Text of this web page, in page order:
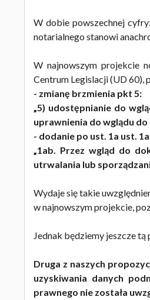
W dobie powszechnej
notarialnego stanowi
W najnowszym projekcie
Centrum Legislacji (UD 60),
- zmianę brzmienia pkt 5:
„5) udostępnianie do
uprawnienia do wglądu
- dodanie po ust. 1a ust.
„1ab. Przez wgląd do
utrwalania lub
Wydaje się takie
w najnowszym projekcie,
Jednak będziemy jeszcze
Druga z naszych
uzyskiwania danych
prawnego nie została